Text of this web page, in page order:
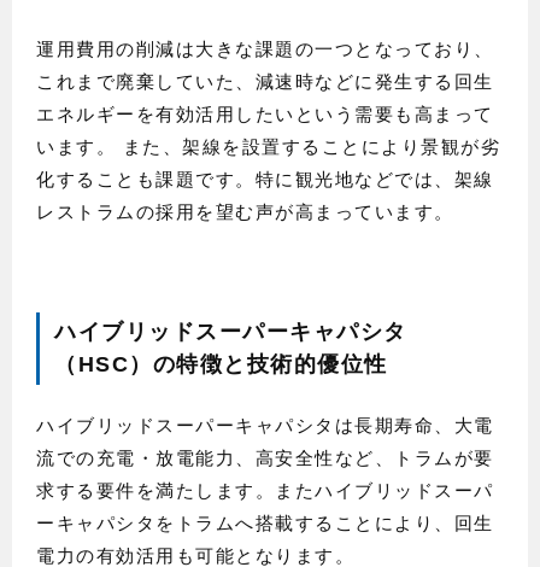
運用費用の削減は大きな課題の一つとなっており、
これまで廃棄していた、減速時などに発生する回生
エネルギーを有効活用したいという需要も高まって
います。 また、架線を設置することにより景観が劣
化することも課題です。特に観光地などでは、架線
レストラムの採用を望む声が高まっています。
ハイブリッドスーパーキャパシタ
（HSC）の特徴と技術的優位性
ハイブリッドスーパーキャパシタは長期寿命、大電
流での充電・放電能力、高安全性など、トラムが要
求する要件を満たします。またハイブリッドスーパ
ーキャパシタをトラムへ搭載することにより、回生
電力の有効活用も可能となります。